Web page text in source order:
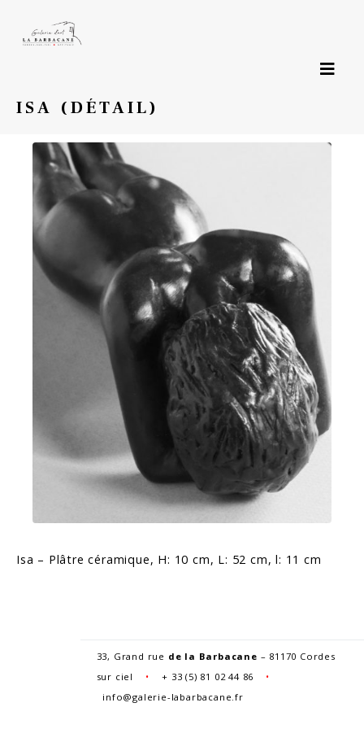
ISA (DÉTAIL)
Isa – Plâtre céramique, H: 10 cm, L: 52 cm, l: 11 cm
33, Grand rue de la Barbacane – 81170 Cordes
sur ciel • + 33 (5) 81 02 44 86
•
info@galerie-labarbacane.fr